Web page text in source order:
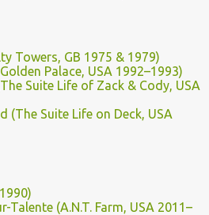
Towers, GB 1975 & 1979)
Palace, USA 1992–1993)
Suite Life of Zack & Cody, USA
(The Suite Life on Deck, USA
Talente (A.N.T. Farm, USA 2011–